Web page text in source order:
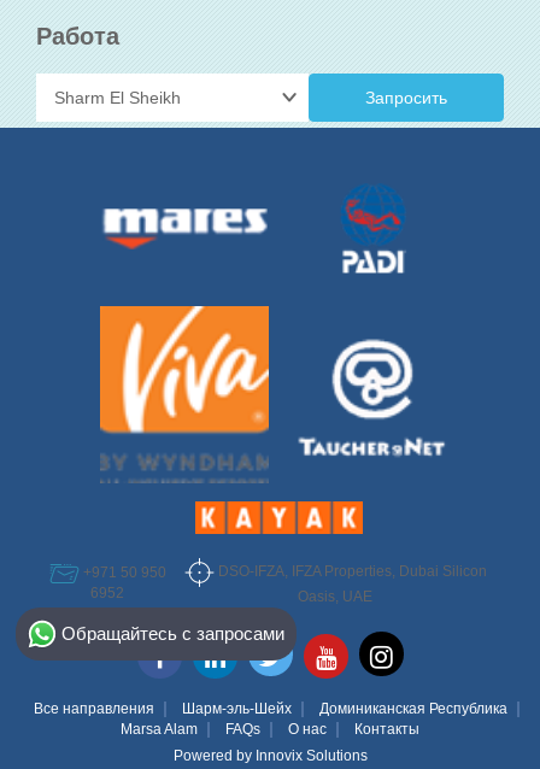
Работа
Запросить
+971 50 950
6952
DSO-IFZA, IFZA Properties, Dubai Silicon
Oasis, UAE
Все направления Шарм-эль-Шейх
Доминиканская Республика
Marsa Alam
FAQs О нас
Контакты
Powered by Innovix Solutions
Обращайтесь с запросами
Select Destination
Egypt
Bahamas